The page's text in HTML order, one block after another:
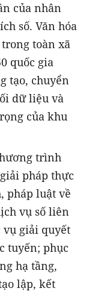
của nhân
số. Văn hóa
toàn xã
quốc gia
tạo, chuyển
dữ liệu và
của khu
trình
pháp thực
pháp luật về
vụ số liên
vụ giải quyết
tuyến; phục
hạ tầng,
lập, kết